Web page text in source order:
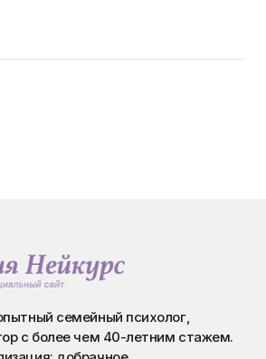
семейный психолог,
с более чем 40-летним стажем.